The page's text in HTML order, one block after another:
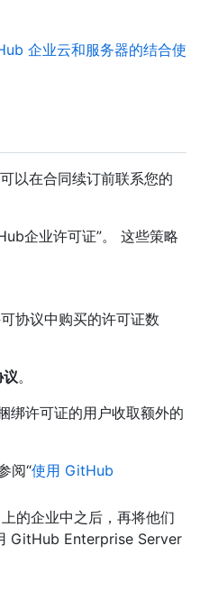
企业云和服务器的结合使
以在合同续订前联系您的
企业许可证”。 这些策略
协议中购买的许可证数
。
绑许可证的用户收取额外的
阅“使用 GitHub
上的企业中之后，再将他们
GitHub Enterprise Server